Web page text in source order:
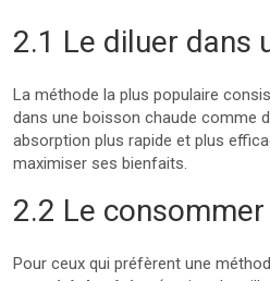
2.1 Le diluer dans
La méthode la plus populaire
dans une boisson chaude comme
absorption plus rapide et plus
maximiser ses bienfaits.
2.2 Le
Pour ceux qui préfèrent une